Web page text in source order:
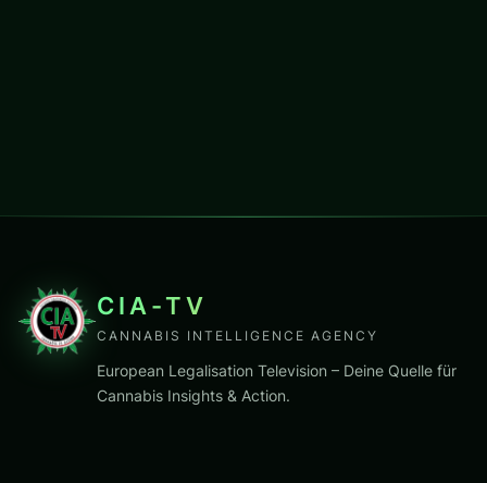
CIA-TV
CANNABIS INTELLIGENCE AGENCY
European Legalisation Television – Deine Quelle für
Cannabis Insights & Action.